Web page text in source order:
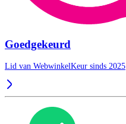
Goedgekeurd
Lid van WebwinkelKeur sinds 2025